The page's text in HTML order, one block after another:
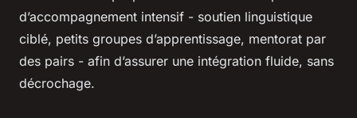
d’accompagnement intensif - soutien linguistique
ciblé, petits groupes d’apprentissage, mentorat par
des pairs - afin d’assurer une intégration fluide, sans
décrochage.